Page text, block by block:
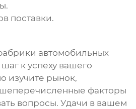
поставки.
автомобильных
к успеху вашего
изучите рынок,
факторы
вопросы. Удачи в вашем